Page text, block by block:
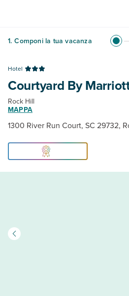
1. Componi la tua vacanza
Hotel
Courtyard By
Rock Hill
MAPPA
1300 River Run Court, SC 29732,